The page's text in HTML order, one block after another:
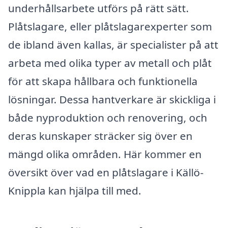
underhållsarbete utförs på rätt sätt.
Plåtslagare, eller plåtslagarexperter som
de ibland även kallas, är specialister på att
arbeta med olika typer av metall och plåt
för att skapa hållbara och funktionella
lösningar. Dessa hantverkare är skickliga i
både nyproduktion och renovering, och
deras kunskaper sträcker sig över en
mängd olika områden. Här kommer en
översikt över vad en plåtslagare i Källö-
Knippla kan hjälpa till med.